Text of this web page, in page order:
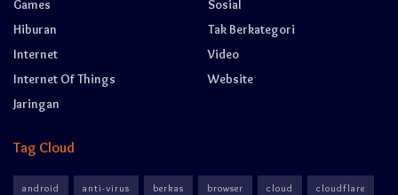
Games
Hiburan
Internet
Internet Of Things
Jaringan
Sosial
Tak Berkategori
Video
Website
Tag Cloud
android anti-virus berkas browser cloud cloudflare